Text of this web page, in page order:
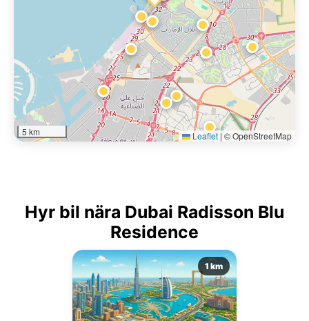
5 km Leaflet | © OpenStreetMap
Hyr bil nära Dubai Radisson Blu
Residence
1 km